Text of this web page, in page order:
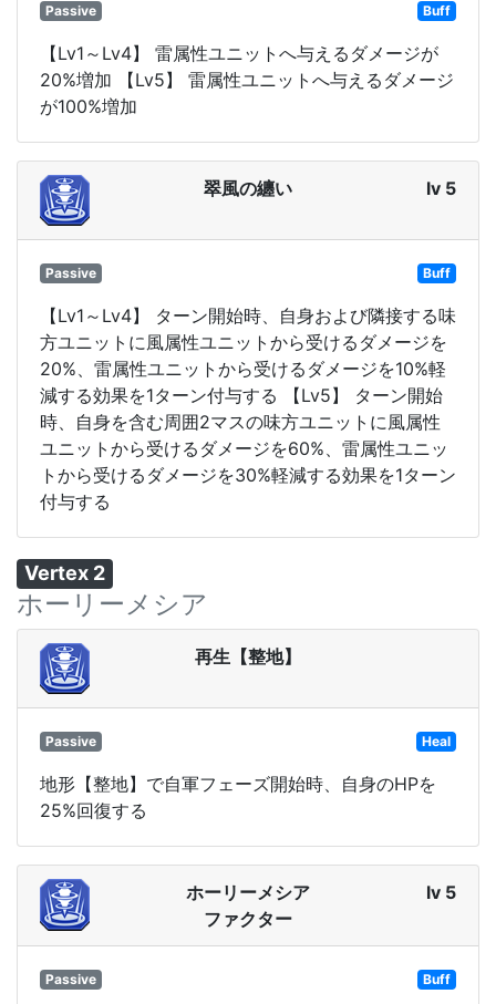
Passive Buff
【Lv1～Lv4】 雷属性ユニットへ与えるダメージが
20%増加 【Lv5】 雷属性ユニットへ与えるダメージ
が100%増加
翠風の纏い lv 5
Passive Buff
【Lv1～Lv4】 ターン開始時、自身および隣接する味
方ユニットに風属性ユニットから受けるダメージを
20%、雷属性ユニットから受けるダメージを10%軽
減する効果を1ターン付与する 【Lv5】 ターン開始
時、自身を含む周囲2マスの味方ユニットに風属性
ユニットから受けるダメージを60%、雷属性ユニッ
トから受けるダメージを30%軽減する効果を1ターン
付与する
Vertex 2
ホーリーメシア
再生【整地】
Passive Heal
地形【整地】で自軍フェーズ開始時、自身のHPを
25%回復する
ホーリーメシア
ファクター
lv 5
Passive Buff